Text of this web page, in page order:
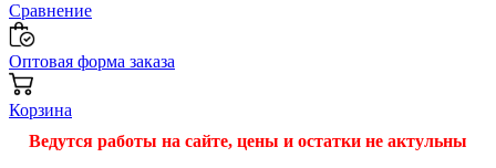
Сравнение
Оптовая форма заказа
Корзина
Ведутся работы на сайте, цены и остатки не актульны